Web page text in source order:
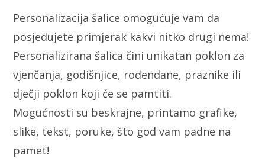
Personalizacija šalice omogućuje vam da
posjedujete primjerak kakvi nitko drugi nema!
Personalizirana šalica čini unikatan poklon za
vjenčanja, godišnjice, rođendane, praznike ili
dječji poklon koji će se pamtiti.
Mogućnosti su beskrajne, printamo grafike,
slike, tekst, poruke, što god vam padne na
pamet!